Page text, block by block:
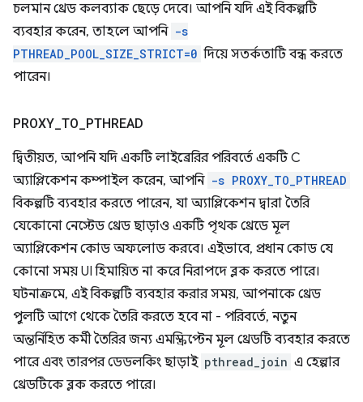
চলমান থ্রেড কলব্যাক ছেড়ে দেবে। আপনি যদি এই বিকল্পটি
ব্যবহার করেন, তাহলে আপনি -s
PTHREAD_POOL_SIZE_STRICT=0 দিয়ে সতর্কতাটি বন্ধ করতে
পারেন।
PROXY TO PTHREAD
দ্বিতীয়ত, আপনি যদি একটি লাইব্রেরির পরিবর্তে একটি C
অ্যাপ্লিকেশন কম্পাইল করেন, আপনি -s PROXY_TO_PTHREAD
বিকল্পটি ব্যবহার করতে পারেন, যা অ্যাপ্লিকেশন দ্বারা তৈরি
যেকোনো নেস্টেড থ্রেড ছাড়াও একটি পৃথক থ্রেডে মূল
অ্যাপ্লিকেশন কোড অফলোড করবে। এইভাবে, প্রধান কোড যে
কোনো সময় UI হিমায়িত না করে নিরাপদে ব্লক করতে পারে।
ঘটনাক্রমে, এই বিকল্পটি ব্যবহার করার সময়, আপনাকে থ্রেড
পুলটি আগে থেকে তৈরি করতে হবে না - পরিবর্তে, নতুন
অন্তর্নিহিত কর্মী তৈরির জন্য এমস্ক্রিপ্টেন মূল থ্রেডটি ব্যবহার করতে
পারে এবং তারপর ডেডলকিং ছাড়াই pthread_join এ হেল্পার
থ্রেডটিকে ব্লক করতে পারে।